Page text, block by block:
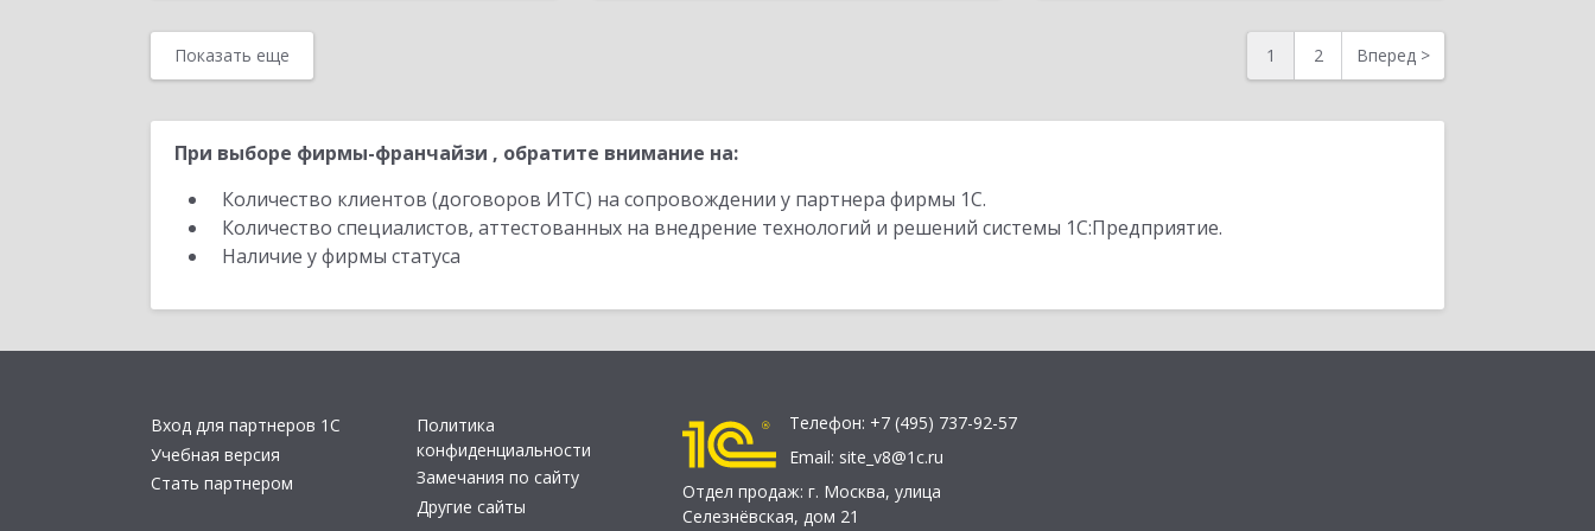
Показать еще 1 2 Вперед >
При выборе фирмы-франчайзи , обратите внимание на:
Количество клиентов (договоров ИТС) на сопровождении у партнера фирмы 1С.
Количество специалистов, аттестованных на внедрение технологий и решений системы 1С:Предприятие.
Наличие у фирмы статуса
Вход для партнеров 1С
Учебная версия
Стать партнером
Политика
конфиденциальности
Замечания по сайту
Другие сайты
Телефон: +7 (495) 737-92-57
Email: site_v8@1c.ru
Отдел продаж: г. Москва, улица
Селезнёвская, дом 21